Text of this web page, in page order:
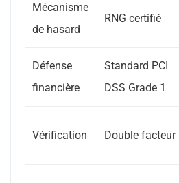
Mécanisme
de hasard
RNG certifié
Défense
financière
Standard PCI
DSS Grade 1
Vérification Double facteur